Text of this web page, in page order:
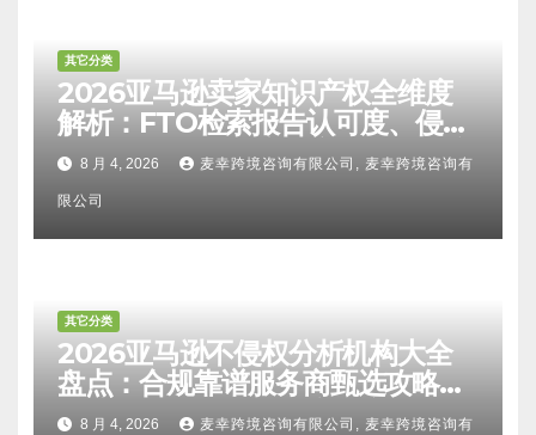
其它分类
2026亚马逊卖家知识产权全维度
解析：FTO检索报告认可度、侵权
比对区别、TRO应诉方法及服务商
甄选避坑全攻略
8 月 4, 2026 麦幸跨境咨询有限公司, 麦幸跨境咨询有
限公司
其它分类
2026亚马逊不侵权分析机构大全
盘点：合规靠谱服务商甄选攻略、
避坑FAQ及标杆机构实力详解
8 月 4, 2026 麦幸跨境咨询有限公司, 麦幸跨境咨询有